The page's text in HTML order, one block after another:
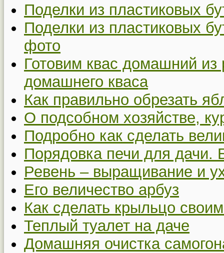
Поделки из пластиковых
Поделки из пластиковых
фото
Готовим квас домашний
домашнего кваса
Как правильно обрезать
О подсобном хозяйстве,
Подробно как сделать
Порядовка печи для дачи.
Ревень – выращивание и
Его величество арбуз
Как сделать крыльцо
Теплый туалет на даче
Домашняя очистка